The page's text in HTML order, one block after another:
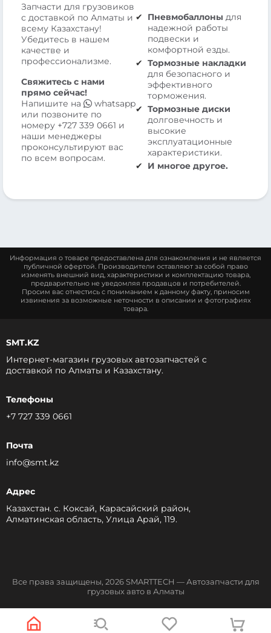
Запчасти для грузовиков
с доставкой по Алматы и
всему Казахстану!
Убедитесь в нашем
качестве и
профессионализме.
Свяжитесь с нами
прямо сейчас!
Напишите на
whatsapp
или позвоните по
номеру +727 339 0661 и
наши менеджеры
проконсультируют вас
по всем вопросам.
Пневмобаллоны для
надежной работы
подвески и
комфортной езды.
Тормозные накладки
для безопасного и
эффективного
торможения.
Тормозные диски
долговечность и
высокие
эксплуатационные
характеристики.
И многое другое.
Информация о товаре предоставлена для ознакомления и не является
публичной офертой. Производители оставляют за собой право
изменять внешний вид, характеристики и комплектацию товара,
предварительно не уведомляя продавцов и потребителей.
Просим вас отнестись с пониманием к данному факту, приносим
извинения за возможные неточности в описании и фотографиях
товара.
SMT.KZ
Интернет-магазин грузовых автозапчастей c
доставкой по Алматы и Казахстану.
Телефоны
+7 727 339 0661
Почта
info@smt.kz
Адрес
Казахстан. с. Коксай, Карасайский район,
Алматинская область, Улица Арай, 119.
Все права защищены, 2026 SMARTTECH — Автозапчасти для
грузовых авто в Алматы